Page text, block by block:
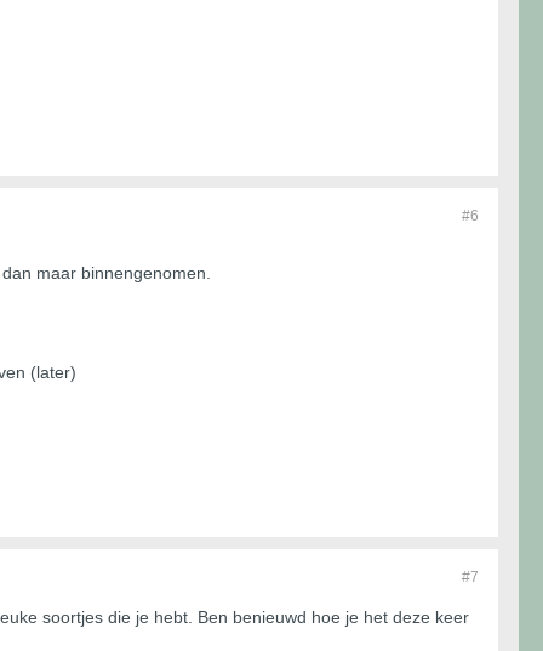
#6
maar binnengenomen.
(later)
#7
soortjes die je hebt. Ben benieuwd hoe je het deze keer